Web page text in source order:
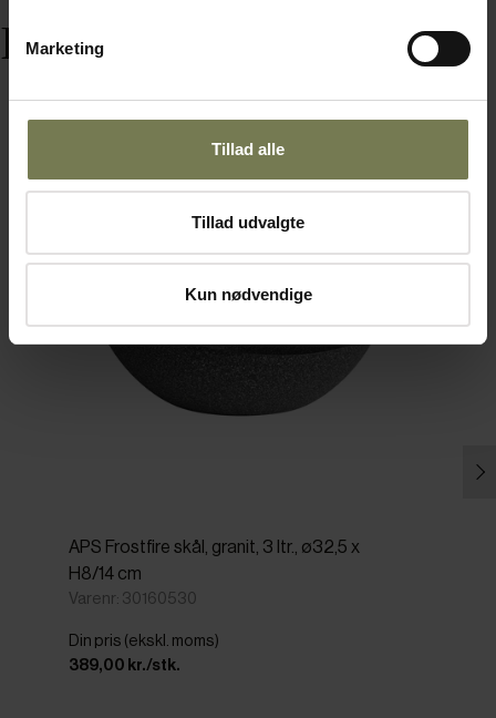
Marketing
Tillad alle
Tillad udvalgte
Kun nødvendige
Produkter i samme serie
APS Frostfire skål, granit, 3 ltr., ø32,5 x
H8/14 cm
Varenr: 30160530
Din pris (ekskl. moms)
389,00 kr./stk.